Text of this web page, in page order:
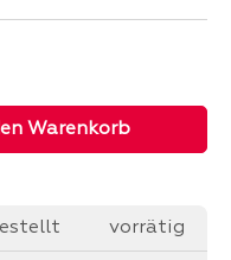
gewünschten
Warenkorb
vorrätig